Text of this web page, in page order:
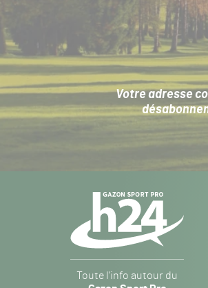
Votre adresse
Sport
Toute l’info autour du